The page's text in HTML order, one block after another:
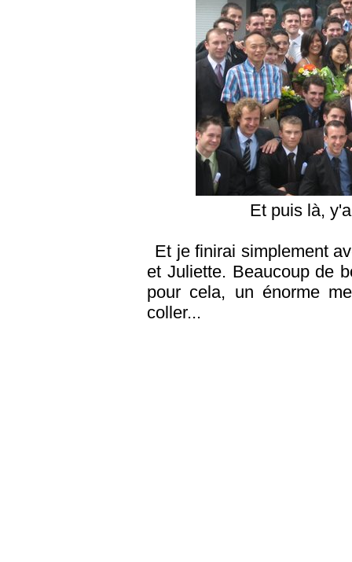
Et puis là,
Et je finirai simplement
et Juliette. Beaucoup de
pour cela, un énorme
coller...